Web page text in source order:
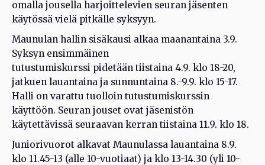
omalla jousella harjoittelevien seuran jäsenten
käytössä vielä pitkälle syksyyn.
Maunulan hallin sisäkausi alkaa maanantaina 3.9.
Syksyn ensimmäinen
tutustumiskurssi pidetään tiistaina 4.9. klo 18-20,
jatkuen lauantaina ja sunnuntaina 8.-9.9. klo 15-17.
Halli on varattu tuolloin tutustumiskurssin
käyttöön. Seuran jouset ovat jäsenistön
käytettävissä seuraavan kerran tiistaina 11.9. klo 18.
Juniorivuorot alkavat Maunulassa lauantaina 8.9.
klo 11.45-13 (alle 10-vuotiaat) ja klo 13-14.30 (yli 10-